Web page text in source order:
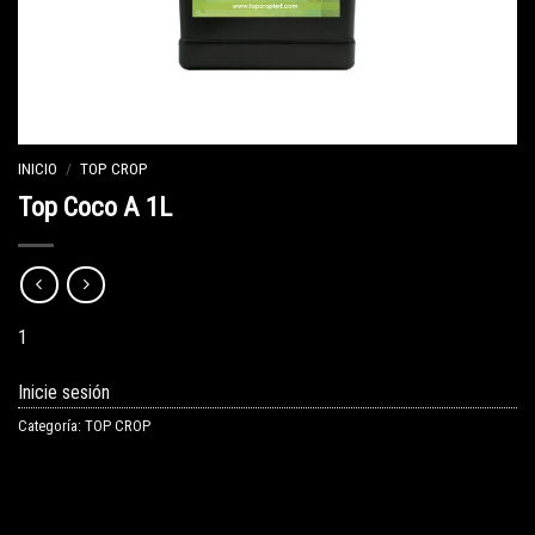
INICIO / TOP CROP
Top Coco A 1L
1
Inicie sesión
Categoría: TOP CROP